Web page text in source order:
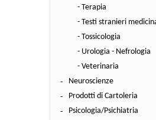
- Terapia
- Testi stranieri
- Tossicologia
- Urologia - Nefrologia
- Veterinaria
Neuroscienze
Prodotti di Cartoleria
Psicologia/Psichiatria